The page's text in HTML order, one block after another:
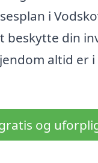
i
beskytte din
altid er
og